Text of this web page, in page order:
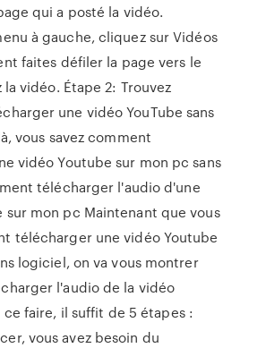
qui a posté la vidéo.
à gauche, cliquez sur Vidéos
faites défiler la page vers le
vidéo. Étape 2: Trouvez
une vidéo YouTube sans
vous savez comment
vidéo Youtube sur mon pc sans
télécharger l'audio d'une
sur mon pc Maintenant que vous
télécharger une vidéo Youtube
logiciel, on va vous montrer
l'audio de la vidéo
ce faire, il suffit de 5 étapes :
vous avez besoin du